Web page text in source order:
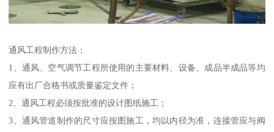
通风工程制作方法：
1、通风、空气调节工程所使用的主要材料、设备、成品半成品等均
应有出厂合格书或质量鉴定文件；
2、通风工程必须按批准的设计图纸施工；
3、通风管道制作的尺寸应按图施工，均以内径为准，连接管应与阀